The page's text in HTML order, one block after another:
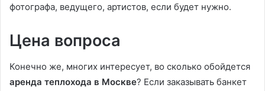
фотографа, ведущего, артистов, если будет нужно.
Цена вопроса
Конечно же, многих интересует, во сколько обойдется
аренда теплохода в Москве? Если заказывать банкет